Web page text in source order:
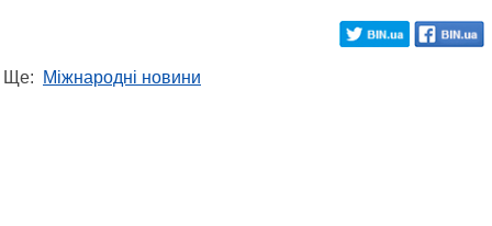
Ще: Міжнародні новини